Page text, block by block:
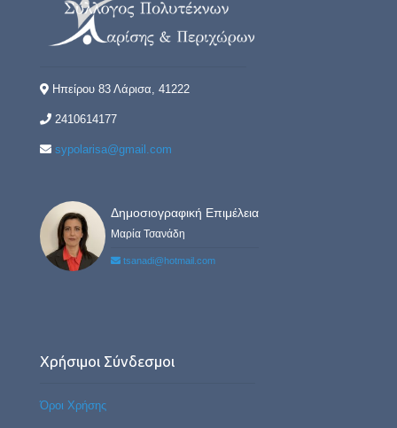
Ηπείρου 83 Λάρισα, 41222
2410614177
sypolarisa@gmail.com
Δημοσιογραφική Επιμέλεια
Μαρία Τσανάδη
tsanadi@hotmail.com
Χρήσιμοι Σύνδεσμοι
Όροι Χρήσης